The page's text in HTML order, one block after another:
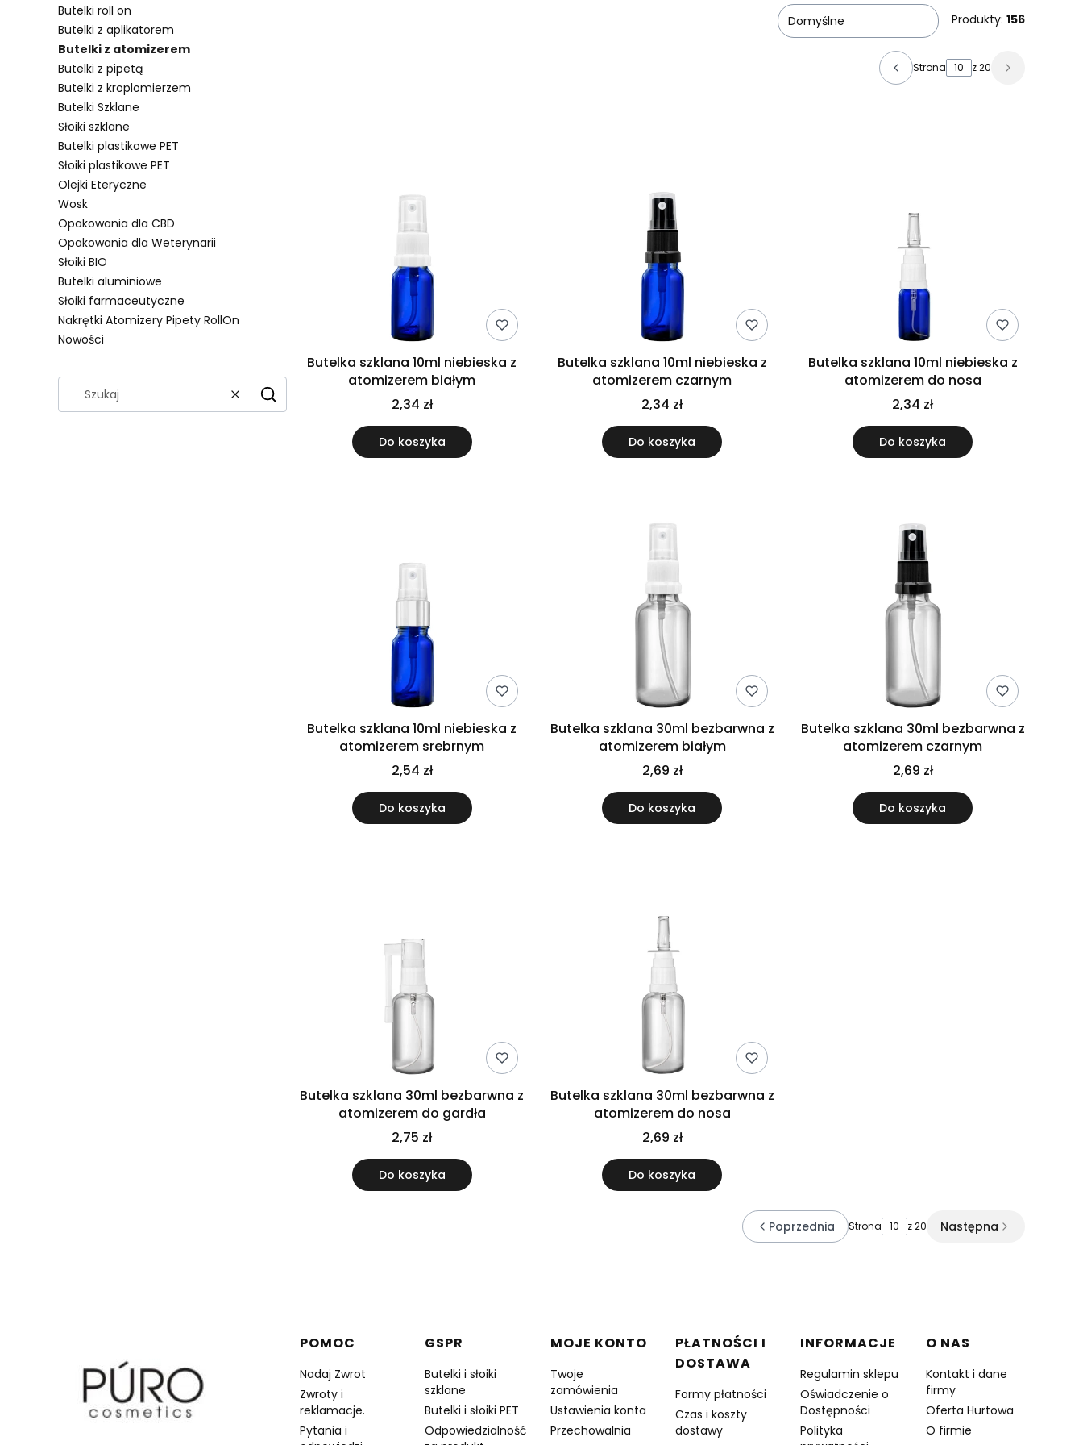
Butelki roll on
Butelki z aplikatorem
Butelki z atomizerem
Butelki z pipetą
Butelki z kroplomierzem
Butelki Szklane
Słoiki szklane
Butelki plastikowe PET
Słoiki plastikowe PET
Olejki Eteryczne
Wosk
Opakowania dla CBD
Opakowania dla Weterynarii
Słoiki BIO
Butelki aluminiowe
Słoiki farmaceutyczne
Nakrętki Atomizery Pipety RollOn
Nowości
WyczyśćSzukaj
Domyślne Produkty: 156
Strona z 20
Butelka szklana 10ml niebieska z
atomizerem białym
2,34 zł
Do koszyka
Butelka szklana 10ml niebieska z
atomizerem czarnym
2,34 zł
Do koszyka
Butelka szklana 10ml niebieska z
atomizerem do nosa
2,34 zł
Do koszyka
Butelka szklana 10ml niebieska z
atomizerem srebrnym
2,54 zł
Do koszyka
Butelka szklana 30ml bezbarwna z
atomizerem białym
2,69 zł
Do koszyka
Butelka szklana 30ml bezbarwna z
atomizerem czarnym
2,69 zł
Do koszyka
Butelka szklana 30ml bezbarwna z
atomizerem do gardła
2,75 zł
Do koszyka
Butelka szklana 30ml bezbarwna z
atomizerem do nosa
2,69 zł
Do koszyka
Poprzednia Strona z 20 Następna
Linki w stopce
POMOC
Nadaj Zwrot
Zwroty i
reklamacje.
Pytania i
GSPR
Butelki i słoiki
szklane
Butelki i słoiki PET
Odpowiedzialność
MOJE KONTO
Twoje
zamówienia
Ustawienia konta
Przechowalnia
PŁATNOŚCI I
DOSTAWA
Formy płatności
Czas i koszty
dostawy
INFORMACJE
Regulamin sklepu
Oświadczenie o
Dostępności
Polityka
O NAS
Kontakt i dane
firmy
Oferta Hurtowa
O firmie